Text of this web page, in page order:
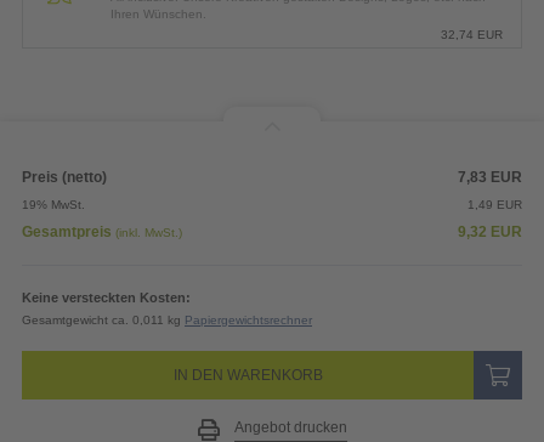
Ihren Wünschen.
32,74 EUR
Preis (netto) 7,83 EUR
19% MwSt. 1,49 EUR
Gesamtpreis (inkl. MwSt.) 9,32 EUR
Keine versteckten Kosten:
Gesamtgewicht ca. 0,011 kg Papiergewichtsrechner
IN DEN WARENKORB
Angebot drucken